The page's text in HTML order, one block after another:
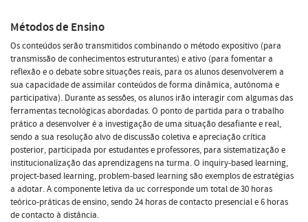
Métodos de Ensino
Os conteúdos serão transmitidos combinando o método expositivo (para
transmissão de conhecimentos estruturantes) e ativo (para fomentar a
reflexão e o debate sobre situações reais, para os alunos desenvolverem a
sua capacidade de assimilar conteúdos de forma dinâmica, autónoma e
participativa). Durante as sessões, os alunos irão interagir com algumas das
ferramentas tecnológicas abordadas. O ponto de partida para o trabalho
prático a desenvolver é a investigação de uma situação desafiante e real,
sendo a sua resolução alvo de discussão coletiva e apreciação crítica
posterior, participada por estudantes e professores, para sistematização e
institucionalização das aprendizagens na turma. O inquiry-based learning,
project-based learning, problem-based learning são exemplos de estratégias
a adotar. A componente letiva da uc corresponde um total de 30 horas
teórico-práticas de ensino, sendo 24 horas de contacto presencial e 6 horas
de contacto à distância.